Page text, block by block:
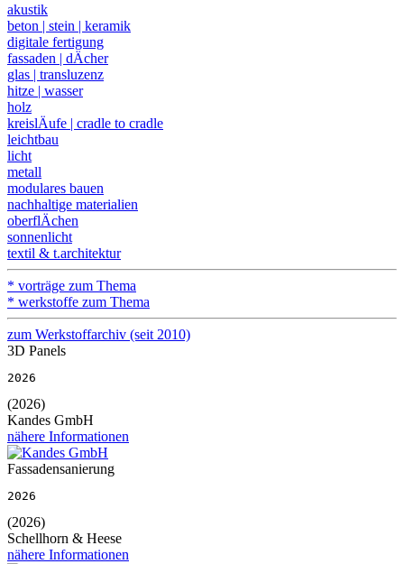
akustik
beton | stein | keramik
digitale fertigung
fassaden | dÄcher
glas | transluzenz
hitze | wasser
holz
kreislÄufe | cradle to cradle
leichtbau
licht
metall
modulares bauen
nachhaltige materialien
oberflÄchen
sonnenlicht
textil & t.architektur
* vorträge zum Thema
* werkstoffe zum Thema
zum Werkstoffarchiv (seit 2010)
3D Panels
2026
(2026)
Kandes GmbH
nähere Informationen
Fassadensanierung
2026
(2026)
Schellhorn & Heese
nähere Informationen